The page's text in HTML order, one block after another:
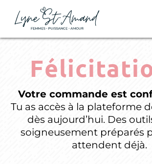
Votre commande est
Tu as accès à la plateforme
dès aujourd’hui. Des
soigneusement préparés
attendent déjà.